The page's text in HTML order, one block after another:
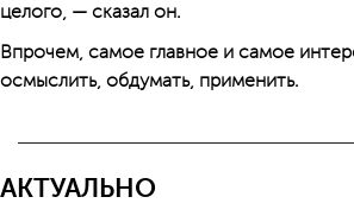
целого, — сказал он.
Впрочем, самое главное и самое
осмыслить, обдумать, применить.
АКТУАЛЬНО